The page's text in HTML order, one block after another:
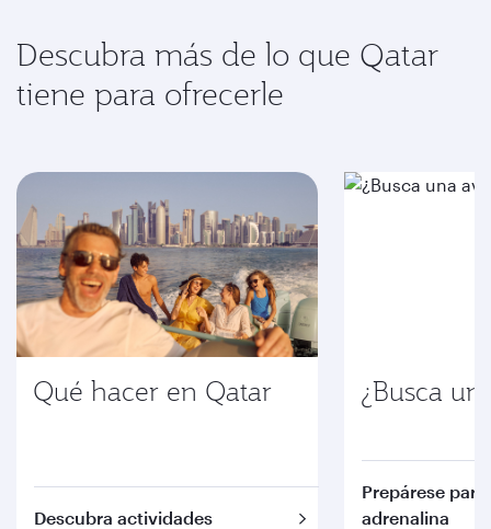
Descubra más de lo que Qatar
tiene para ofrecerle
Qué hacer en Qatar
Descubra actividades
¿Busca
Prepárese
adrenalina